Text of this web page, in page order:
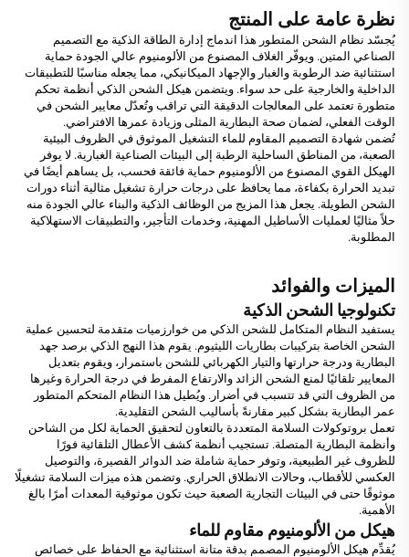
نظرة عامة على المنتج
يُجسّد نظام الشحن المتطور هذا اندماج إدارة الطاقة الذكية مع التصميم
الصناعي المتين. ويوفّر الغلاف المصنوع من الألومنيوم عالي الجودة حماية
استثنائية ضد الرطوبة والغبار والإجهاد الميكانيكي، مما يجعله مناسبًا للتطبيقات
الداخلية والخارجية على حد سواء. ويتضمن هيكل الشحن الذكي أنظمة تحكم
متطورة تعتمد على المعالجات الدقيقة التي تراقب وتُعدّل معايير الشحن في
الوقت الفعلي، لضمان صحة البطارية المثلى وزيادة عمرها الافتراضي.
تُضمن شهادة التصميم المقاوم للماء التشغيل الموثوق في الظروف البيئية
الصعبة، من المناطق الساحلية الرطبة إلى البيئات الصناعية الغبارية. لا يوفر
الهيكل القوي المصنوع من الألومنيوم حماية فائقة فحسب، بل يساهم أيضًا في
تبديد الحرارة بكفاءة، مما يحافظ على درجات حرارة تشغيل مثالية أثناء دورات
الشحن الطويلة. يجعل هذا المزيج من الوظائف الذكية والبناء عالي الجودة منه
حلاً مثاليًا لعمليات الأساطيل المهنية، وخدمات التأجير، والتطبيقات الاستهلاكية
المطلوبة.
الميزات والفوائد
تكنولوجيا الشحن الذكية
يستفيد النظام المتكامل للشحن الذكي من خوارزميات متقدمة لتحسين عملية
الشحن الخاصة بتركيبات بطاريات الليثيوم. يقوم هذا النهج الذكي برصد جهد
البطارية ودرجة حرارتها والتيار الكهربائي للشحن باستمرار، ويقوم بتعديل
المعايير تلقائيًا لمنع الشحن الزائد والارتفاع المفرط في درجة الحرارة وغيرها
من الظروف التي قد تتسبب في أضرار. ويُطيل هذا النظام المتحكم المتطور
عمر البطارية بشكل كبير مقارنةً بأساليب الشحن التقليدية.
تعمل بروتوكولات السلامة المتعددة بالتعاون لتحقيق الحماية لكل من الشاحن
وأنظمة البطارية المتصلة. تستجيب أنظمة كشف الأعطال التلقائية فورًا
للظروف غير الطبيعية، وتوفر حماية شاملة ضد الدوائر القصيرة، والتوصيل
العكسي للأقطاب، وحالات الانطلاق الحراري. وتضمن هذه ميزات السلامة تشغيلًا
موثوقًا حتى في البيئات التجارية الصعبة حيث تكون موثوقية المعدات أمرًا بالغ
الأهمية.
هيكل من الألومنيوم مقاوم للماء
يُقدِّم هيكل الألومنيوم المصمم بدقة متانة استثنائية مع الحفاظ على خصائص